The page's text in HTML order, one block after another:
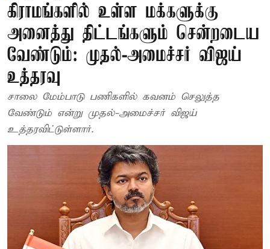
கிராமங்களில் உள்ள மக்களுக்கு
அனைத்து திட்டங்களும் சென்றடைய
வேண்டும்: முதல்-அமைச்சர் விஜய்
உத்தரவு
சாலை மேம்பாடு பணிகளில் கவனம் செலுத்த
வேண்டும் என்று முதல்-அமைச்சர் விஜய்
உத்தரவிட்டுள்ளார்.